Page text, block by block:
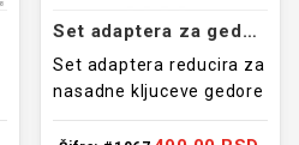
Set adaptera za gedore 5 kom
Set adaptera reducira za
nasadne kljuceve gedore
5 kom